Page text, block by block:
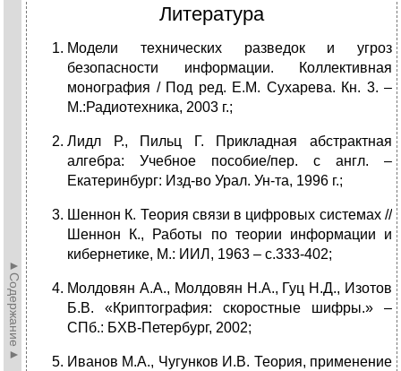
►Содержание►
Литература
Модели технических разведок и угроз
безопасности информации. Коллективная
монография / Под ред. Е.М. Сухарева. Кн. 3. –
М.:Радиотехника, 2003 г.;
Лидл Р., Пильц Г. Прикладная абстрактная
алгебра: Учебное пособие/пер. с англ. –
Екатеринбург: Изд-во Урал. Ун-та, 1996 г.;
Шеннон К. Теория связи в цифровых системах //
Шеннон К., Работы по теории информации и
кибернетике, М.: ИИЛ, 1963 – с.333-402;
Молдовян А.А., Молдовян Н.А., Гуц Н.Д., Изотов
Б.В. «Криптография: скоростные шифры.» –
СПб.: БХВ-Петербург, 2002;
Иванов М.А., Чугунков И.В. Теория, применение